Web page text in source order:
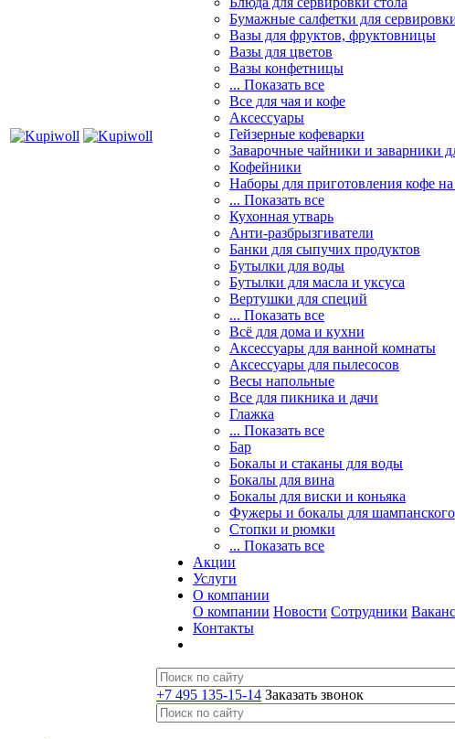
Бумажные салфетки для
Вазы для фруктов, фруктовницы
Вазы для цветов
Вазы конфетницы
... Показать все
Все для чая и кофе
Аксессуары
Гейзерные кофеварки
Заварочные чайники и заварники
Кофейники
Наборы для приготовления кофе на
... Показать все
Кухонная утварь
Анти-разбрызгиватели
Банки для сыпучих продуктов
Бутылки для воды
Бутылки для масла и уксуса
Вертушки для специй
... Показать все
Всё для дома и кухни
Аксессуары для ванной комнаты
Аксессуары для пылесосов
Весы напольные
Все для пикника и дачи
Глажка
... Показать все
Бар
Бокалы и стаканы для воды
Бокалы для вина
Бокалы для виски и коньяка
Фужеры и бокалы для шампанского
Стопки и рюмки
... Показать все
Акции
Услуги
О компании
О компании Новости Сотрудники
Контакты
+7 495 135-15-14 Заказать звонок